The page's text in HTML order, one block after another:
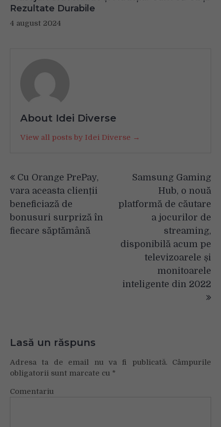
Rezultate Durabile
4 august 2024
About Idei Diverse
View all posts by Idei Diverse →
în
articole
Cu Orange PrePay,
vara aceasta clienții
beneficiază de
bonusuri surpriză în
fiecare săptămână
Samsung Gaming
Hub, o nouă
platformă de căutare
a jocurilor de
streaming,
disponibilă acum pe
televizoarele și
monitoarele
inteligente din 2022
Lasă un răspuns
Adresa ta de email nu va fi publicată. Câmpurile
obligatorii sunt marcate cu *
Comentariu